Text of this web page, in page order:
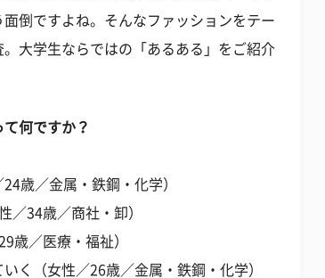
倒ですよね。そんなファッションをテー
大学生ならではの「あるある」をご紹介
何ですか？
歳／金属・鉄鋼・化学）
／34歳／商社・卸）
歳／医療・福祉）
く（女性／26歳／金属・鉄鋼・化学）